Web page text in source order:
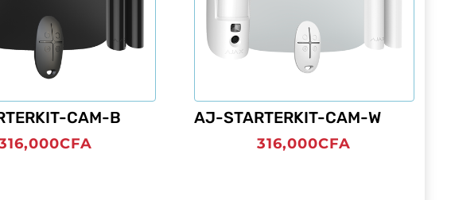
CAM-B
CFA
AJ-STARTERKIT-CAM-W
316,000CFA